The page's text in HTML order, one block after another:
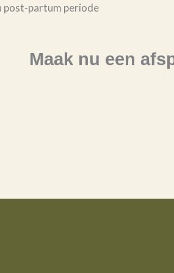
post-partum periode
Maak nu een